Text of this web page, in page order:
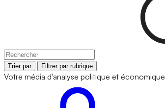
Trier par Filtrer par rubrique
Votre média d'analyse politique et économique